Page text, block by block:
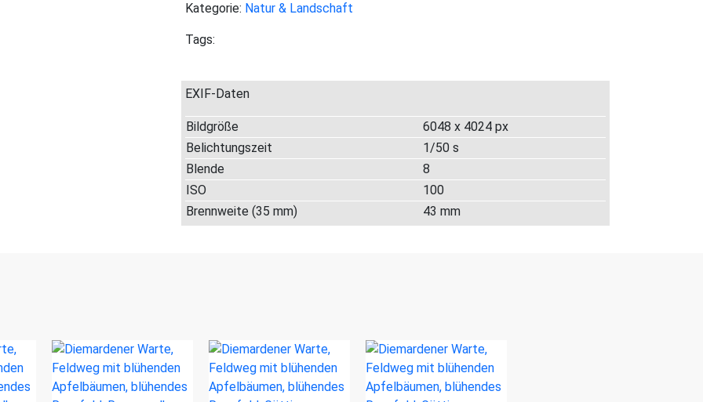
Kategorie: Natur & Landschaft
Tags:
EXIF-Daten
Bildgröße
6048 x 4024 px
Belichtungszeit
1/50 s
Blende
8
ISO
100
Brennweite (35 mm)
43 mm